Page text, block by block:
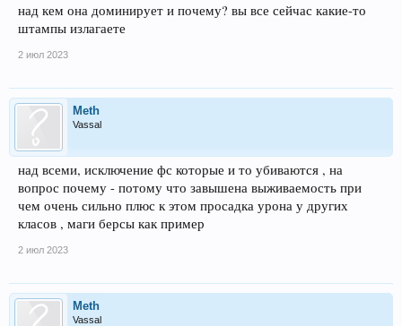
над кем она доминирует и почему? вы все сейчас какие-то
штампы излагаете
2 июл 2023
Meth
Vassal
над всеми, исключение фс которые и то убиваются , на
вопрос почему - потому что завышена выживаемость при
чем очень сильно плюс к этом просадка урона у других
класов , маги берсы как пример
2 июл 2023
Meth
Vassal